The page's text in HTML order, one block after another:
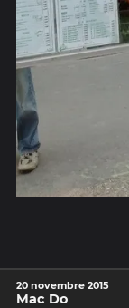
20 novembre 2015
Mac Do